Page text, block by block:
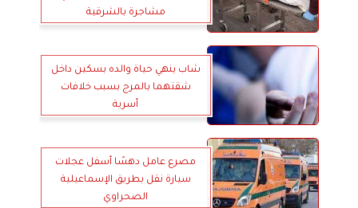
مشاجرة بالشرقية
شاب ينهي حياة والده بسكين داخل
شقتهما بالمرج بسبب خلافات
أسرية
مصرع عامل دهسًا أسفل عجلات
سيارة نقل بطريق الإسماعيلية
الصحراوي